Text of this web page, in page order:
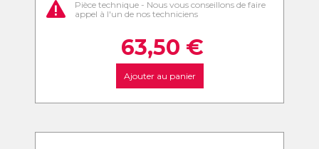
Pièce technique - Nous vous conseillons de faire
appel à l'un de nos techniciens
63,50 €
Ajouter au panier